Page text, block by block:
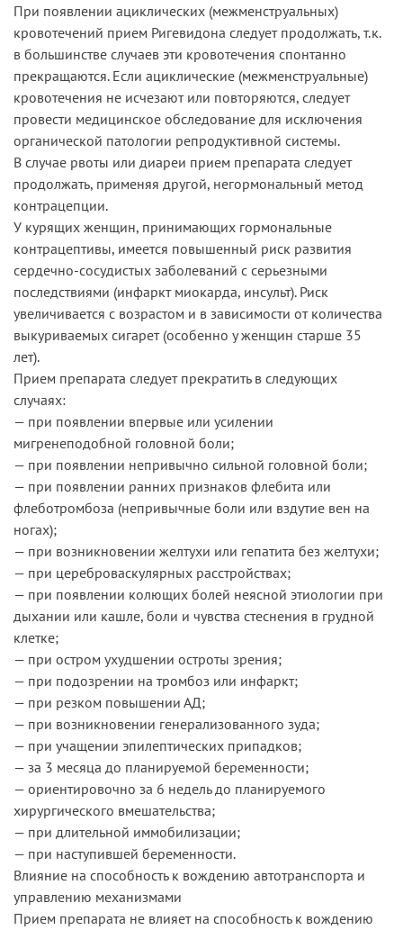
При появлении ациклических (межменструальных)
кровотечений прием Ригевидона следует продолжать, т.к.
в большинстве случаев эти кровотечения спонтанно
прекращаются. Если ациклические (межменструальные)
кровотечения не исчезают или повторяются, следует
провести медицинское обследование для исключения
органической патологии репродуктивной системы.
В случае рвоты или диареи прием препарата следует
продолжать, применяя другой, негормональный метод
контрацепции.
У курящих женщин, принимающих гормональные
контрацептивы, имеется повышенный риск развития
сердечно-сосудистых заболеваний с серьезными
последствиями (инфаркт миокарда, инсульт). Риск
увеличивается с возрастом и в зависимости от количества
выкуриваемых сигарет (особенно у женщин старше 35
лет).
Прием препарата следует прекратить в следующих
случаях:
— при появлении впервые или усилении
мигренеподобной головной боли;
— при появлении непривычно сильной головной боли;
— при появлении ранних признаков флебита или
флеботромбоза (непривычные боли или вздутие вен на
ногах);
— при возникновении желтухи или гепатита без желтухи;
— при цереброваскулярных расстройствах;
— при появлении колющих болей неясной этиологии при
дыхании или кашле, боли и чувства стеснения в грудной
клетке;
— при остром ухудшении остроты зрения;
— при подозрении на тромбоз или инфаркт;
— при резком повышении АД;
— при возникновении генерализованного зуда;
— при учащении эпилептических припадков;
— за 3 месяца до планируемой беременности;
— ориентировочно за 6 недель до планируемого
хирургического вмешательства;
— при длительной иммобилизации;
— при наступившей беременности.
Влияние на способность к вождению автотранспорта и
управлению механизмами
Прием препарата не влияет на способность к вождению